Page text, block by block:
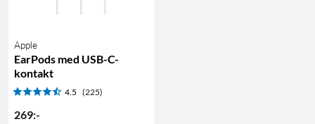
Apple
EarPods med USB-C-
kontakt
4.5 (225)
269:-